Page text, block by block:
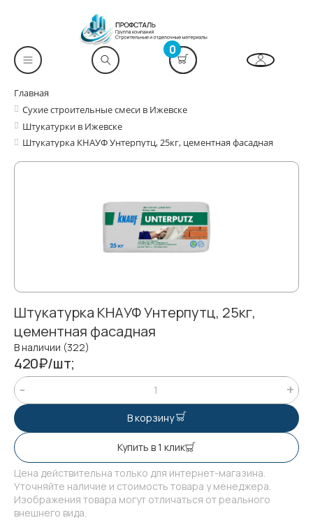
0
Главная
Сухие строительные смеси в Ижевске
Штукатурки в Ижевске
Штукатурка КНАУФ Унтерпутц, 25кг, цементная фасадная
Штукатурка КНАУФ Унтерпутц, 25кг,
цементная фасадная
В наличии (322)
420₽/шт;
В корзину
Купить в 1 клик
Цена действительна только для интернет-магазина.
Уточняйте наличие и стоимость товара у менеджера.
Изображения товара могут отличаться от реального
внешнего вида.